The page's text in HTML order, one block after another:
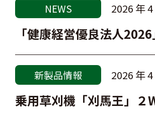
NEWS 2026 年
「健康経営優良法人
新製品情報 2026 年
乗用草刈機「刈馬王」２